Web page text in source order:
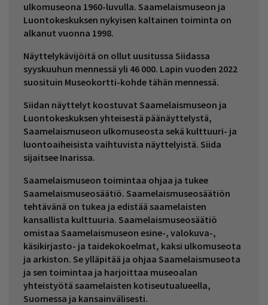
ulkomuseona 1960-luvulla. Saamelaismuseon ja
Luontokeskuksen nykyisen kaltainen toiminta on
alkanut vuonna 1998.
Näyttelykävijöitä on ollut uusitussa Siidassa
syyskuuhun mennessä yli 46 000. Lapin vuoden 2022
suosituin Museokortti-kohde tähän mennessä.
Siidan näyttelyt koostuvat Saamelaismuseon ja
Luontokeskuksen yhteisestä päänäyttelystä,
Saamelaismuseon ulkomuseosta sekä kulttuuri- ja
luontoaiheisista vaihtuvista näyttelyistä. Siida
sijaitsee Inarissa.
Saamelaismuseon toimintaa ohjaa ja tukee
Saamelaismuseosäätiö. Saamelaismuseosäätiön
tehtävänä on tukea ja edistää saamelaisten
kansallista kulttuuria. Saamelaismuseosäätiö
omistaa Saamelaismuseon esine-, valokuva-,
käsikirjasto- ja taidekokoelmat, kaksi ulkomuseota
ja arkiston. Se ylläpitää ja ohjaa Saamelaismuseota
ja sen toimintaa ja harjoittaa museoalan
yhteistyötä saamelaisten kotiseutualueella,
Suomessa ja kansainvälisesti.